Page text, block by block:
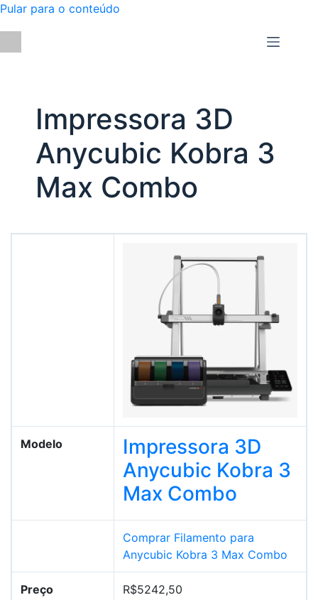
Pular para o conteúdo
Impressora 3D
Anycubic Kobra 3
Max Combo
Modelo
Impressora 3D
Anycubic Kobra 3
Max Combo
Comprar Filamento para
Anycubic Kobra 3 Max Combo
Preço
R$5242,50